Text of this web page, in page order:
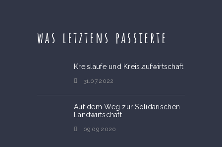
was letztens passierte
Kreisläufe und Kreislaufwirtschaft
31.07.2022
Auf dem Weg zur Solidarischen
Landwirtschaft
09.09.2020